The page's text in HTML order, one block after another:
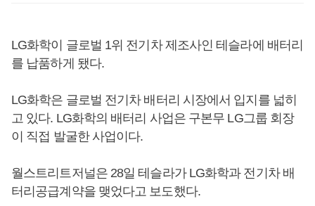
LG화학이 글로벌 1위 전기차 제조사인 테슬라에 배터리
를 납품하게 됐다.
LG화학은 글로벌 전기차 배터리 시장에서 입지를 넓히
고 있다. LG화학의 배터리 사업은 구본무 LG그룹 회장
이 직접 발굴한 사업이다.
월스트리트저널은 28일 테슬라가 LG화학과 전기차 배
터리공급계약을 맺었다고 보도했다.